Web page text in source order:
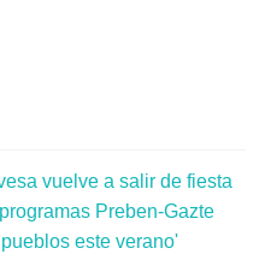
vuelve a salir de fiesta
Preben-Gazte
este verano'